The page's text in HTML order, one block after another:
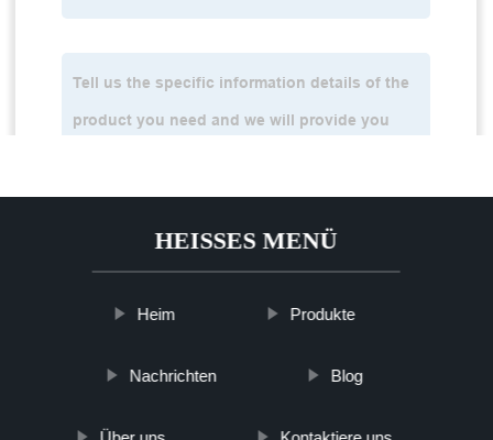
HEISSES MENÜ
Heim Produkte
Nachrichten Blog